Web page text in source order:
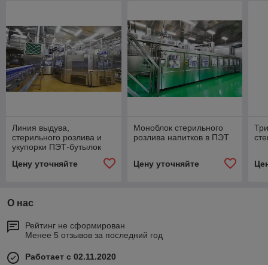
Линия выдува,
стерильного розлива и
укупорки ПЭТ-бутылок
Цену уточняйте
Моноблок стерильного
розлива напитков в ПЭТ
Цену уточняйте
О нас
Рейтинг не сформирован
Менее 5 отзывов за последний год
Работает с 02.11.2020